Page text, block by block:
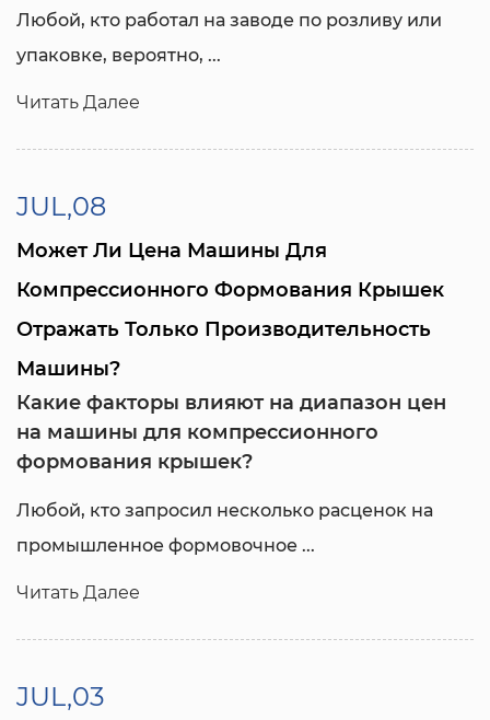
Любой, кто работал на заводе по розливу или
упаковке, вероятно, ...
Читать Далее
JUL,08
Может Ли Цена Машины Для
Компрессионного Формования Крышек
Отражать Только Производительность
Машины?
Какие факторы влияют на диапазон цен
на машины для компрессионного
формования крышек?
Любой, кто запросил несколько расценок на
промышленное формовочное ...
Читать Далее
JUL,03